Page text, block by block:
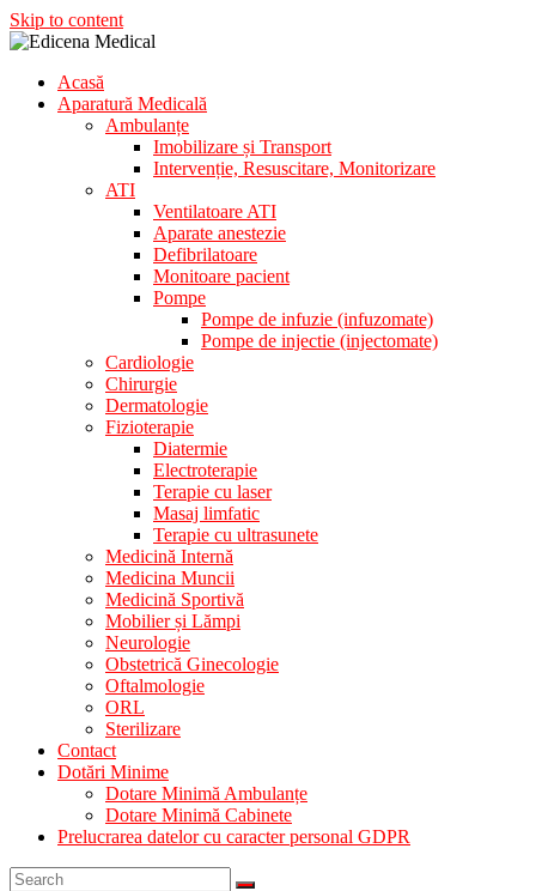
Skip to content
Edicena Medical
Aparatura Medicala
Acasă
Aparatură Medicală
Ambulanțe
Imobilizare și Transport
Intervenție, Resuscitare, Monitorizare
ATI
Ventilatoare ATI
Aparate anestezie
Defibrilatoare
Monitoare pacient
Pompe
Pompe de infuzie (infuzomate)
Pompe de injectie (injectomate)
Cardiologie
Chirurgie
Dermatologie
Fizioterapie
Diatermie
Electroterapie
Terapie cu laser
Masaj limfatic
Terapie cu ultrasunete
Medicină Internă
Medicina Muncii
Medicină Sportivă
Mobilier și Lămpi
Neurologie
Obstetrică Ginecologie
Oftalmologie
ORL
Sterilizare
Contact
Dotări Minime
Dotare Minimă Ambulanțe
Dotare Minimă Cabinete
Prelucrarea datelor cu caracter personal GDPR